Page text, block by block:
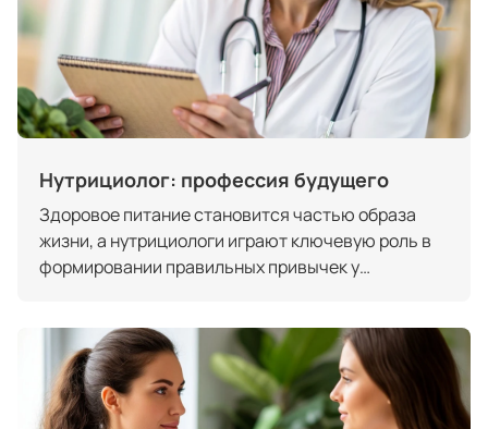
Нутрициолог: профессия будущего
Здоровое питание становится частью образа
жизни, а нутрициологи играют ключевую роль в
формировании правильных привычек у
сосудистые патологии, можно предотвратить с
помощью коррекции рациона (данные ВОЗ). Это
делает работу нутрициолога важной и значимой.